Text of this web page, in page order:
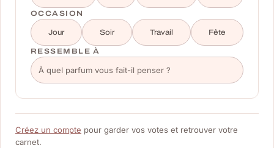
OCCASION
Jour Soir Travail Fête
RESSEMBLE À
Créez un compte pour garder vos votes et retrouver votre
carnet.